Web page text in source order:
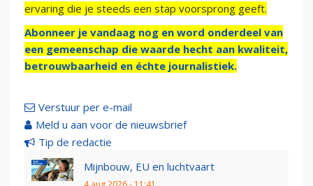
ervaring die je steeds een stap voorsprong geeft.
Abonneer je vandaag nog en word onderdeel van
een gemeenschap die waarde hecht aan kwaliteit,
betrouwbaarheid en échte journalistiek.
Verstuur per e-mail
Meld u aan voor de nieuwsbrief
Tip de redactie
Mijnbouw, EU en luchtvaart